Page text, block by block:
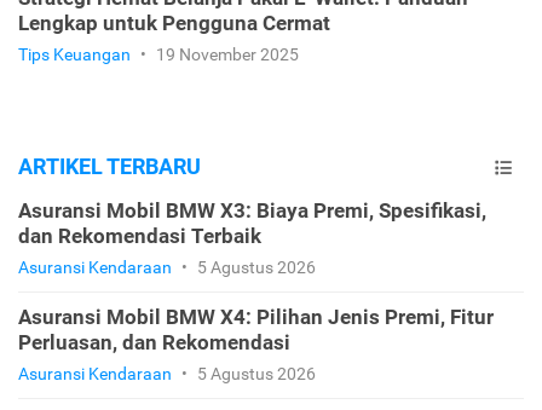
Lengkap untuk Pengguna Cermat
Tips Keuangan • 19 November 2025
ARTIKEL TERBARU
Asuransi Mobil BMW X3: Biaya Premi, Spesifikasi,
dan Rekomendasi Terbaik
Asuransi Kendaraan • 5 Agustus 2026
Asuransi Mobil BMW X4: Pilihan Jenis Premi, Fitur
Perluasan, dan Rekomendasi
Asuransi Kendaraan • 5 Agustus 2026